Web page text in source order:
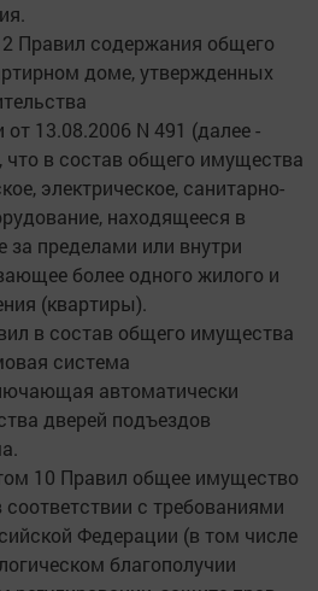
Правил содержания общего
доме, утвержденных
13.08.2006 N 491 (далее -
что в состав общего имущества
электрическое, санитарно-
находящееся в
пределами или внутри
более одного жилого и
(квартиры).
в состав общего имущества
система
автоматически
дверей подъездов
10 Правил общее имущество
с требованиями
Федерации (в том числе
благополучии